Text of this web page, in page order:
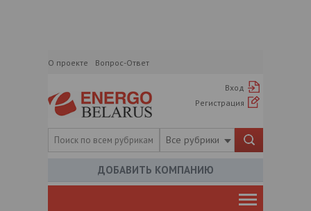
О проекте Вопрос-Ответ
Вход
Регистрация
Все рубрики
ДОБАВИТЬ КОМПАНИЮ